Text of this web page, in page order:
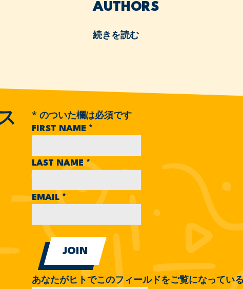
AUTHORS
続きを読む
* のついた欄は必須です
FIRST NAME *
LAST NAME *
EMAIL *
あなたがヒトでこのフィールドをご覧になってい